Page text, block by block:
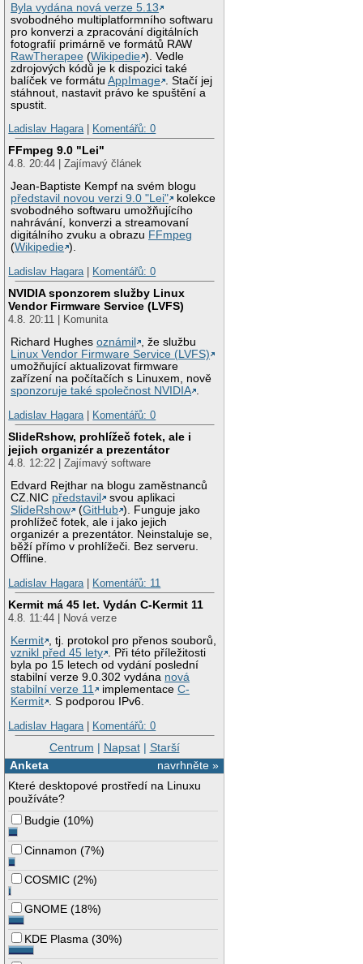
Byla vydána nová verze 5.13
svobodného multiplatformního softwaru
pro konverzi a zpracování digitálních
fotografií primárně ve formátů RAW
RawTherapee (Wikipedie ). Vedle
zdrojových kódů je k dispozici také
balíček ve formátuAppImage
. Stačí jej
stáhnout, nastavit právo ke spuštění a
spustit.
Ladislav Hagara| Komentářů: 0
FFmpeg 9.0 "Lei"
4.8. 20:44 | Zajímavý článek
Jean-Baptiste Kempf na svém blogu
představil novou verzi 9.0 "Lei"
kolekce
svobodného softwaru umožňujícího
nahrávání, konverzi a streamovaní
digitálního zvuku a obrazu FFmpeg
(Wikipedie ).
Ladislav Hagara| Komentářů: 0
NVIDIA sponzorem služby Linux
Vendor Firmware Service (LVFS)
4.8. 20:11 | Komunita
Richard Hughesoznámil
, že službu
Linux Vendor Firmware Service (LVFS)
umožňující aktualizovat firmware
zařízení na počítačích s Linuxem, nově
sponzoruje také společnost NVIDIA .
Ladislav Hagara| Komentářů: 0
SlideRshow, prohlížeč fotek, ale i
jejich organizér a prezentátor
4.8. 12:22 | Zajímavý software
Edvard Rejthar na blogu zaměstnanců
CZ.NIC představil
svou aplikaci
SlideRshow
(GitHub ). Funguje jako
prohlížeč fotek, ale i jako jejich
organizér a prezentátor. Neinstaluje se,
běží přímo v prohlížeči. Bez serveru.
Offline.
Ladislav Hagara| Komentářů: 11
Kermit má 45 let. Vydán C-Kermit 11
4.8. 11:44 | Nová verze
Kermit , tj. protokol pro přenos souborů,
vznikl před 45 lety . Při této příležitosti
byla po 15 letech od vydání poslední
stabilní verze 9.0.302 vydána nová
stabilní verze 11
implementaceC-
Kermit . S podporou IPv6.
Ladislav Hagara| Komentářů: 0
Centrum | Napsat| Starší
navrhněte »
Anketa
Které desktopové prostředí na Linuxu
používáte?
Budgie (10%)
Cinnamon (7%)
COSMIC (2%)
GNOME (18%)
KDE Plasma (30%)